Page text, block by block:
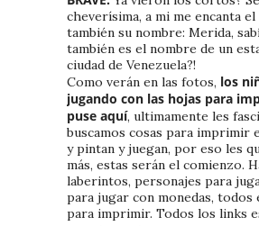
cheverísima, a mi me encanta
también su nombre: Merida,
también es el nombre de un
ciudad de Venezuela?!
Como verán en las fotos, los
jugando con las hojas para
puse aquí, ultimamente les
buscamos cosas para imprimir
y pintan y juegan, por eso les
más, estas serán el comienzo.
laberintos, personajes para
para jugar con monedas,
para imprimir. Todos los links